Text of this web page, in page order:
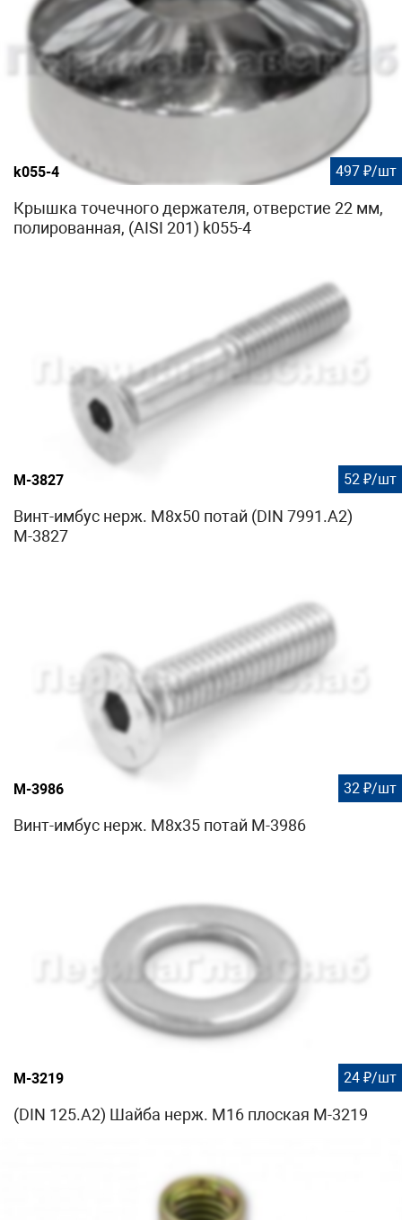
k055-4 497 ₽/шт
Крышка точечного держателя, отверстие 22 мм,
полированная, (AISI 201) k055-4
М-3827 52 ₽/шт
Винт-имбус нерж. М8х50 потай (DIN 7991.A2)
М-3827
М-3986 32 ₽/шт
Винт-имбус нерж. М8х35 потай М-3986
М-3219 24 ₽/шт
(DIN 125.A2) Шайба нерж. М16 плоская М-3219